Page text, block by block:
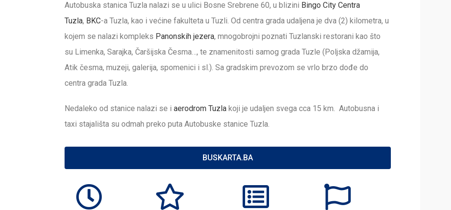
Autobuska stanica Tuzla nalazi se u ulici Bosne Srebrene 60, u blizini Bingo City Centra
Tuzla, BKC-a Tuzla, kao i većine fakulteta u Tuzli. Od centra grada udaljena je dva (2) kilometra, u
kojem se nalazi kompleks Panonskih jezera, mnogobrojni poznati Tuzlanski restorani kao što
su Limenka, Sarajka, Čaršijska Česma…, te znamenitosti samog grada Tuzle (Poljska džamija,
Atik česma, muzeji, galerija, spomenici i sl.). Sa gradskim prevozom se vrlo brzo dođe do
centra grada Tuzla.
Nedaleko od stanice nalazi se i aerodrom Tuzla koji je udaljen svega cca 15 km. Autobusna i
taxi stajališta su odmah preko puta Autobuske stanice Tuzla.
BUSKARTA.BA